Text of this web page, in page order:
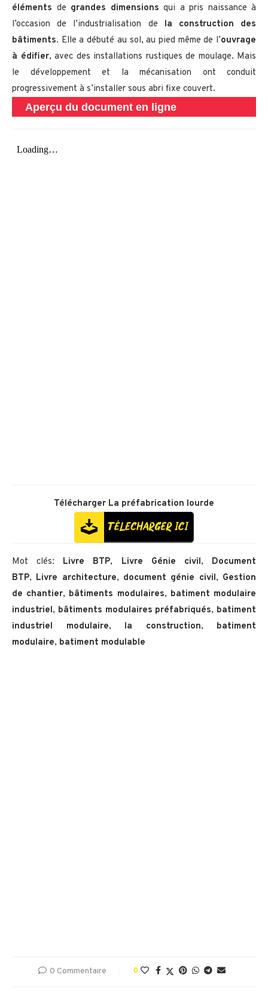
éléments de grandes dimensions qui a pris naissance à
l’occasion de l’industrialisation de la construction des
bâtiments. Elle a débuté au sol, au pied même de l’ouvrage
à édifier, avec des installations rustiques de moulage. Mais
le développement et la mécanisation ont conduit
progressivement à s’installer sous abri fixe couvert.
Aperçu du document en ligne
Télécharger La préfabrication lourde
Mot clés: Livre BTP, Livre Génie civil, Document
BTP, Livre architecture, document génie civil, Gestion
de chantier, bâtiments modulaires, batiment modulaire
industriel, bâtiments modulaires préfabriqués, batiment
industriel modulaire, la construction, batiment
modulaire, batiment modulable
0 Commentaire 0